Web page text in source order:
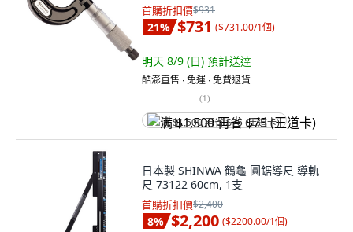
首購折扣價$931
21% $731 ($731.00/1個)
明天 8/9 (日) 預計送達
酷澎直售 ∙ 免運 ∙ 免費退貨
(1)
满 $1,500 再省 $75 (王道卡)
日本製 SHINWA 鶴龜 圓鋸導尺 導軌
尺 73122 60cm, 1支
首購折扣價$2,400
8% $2,200 ($2200.00/1個)